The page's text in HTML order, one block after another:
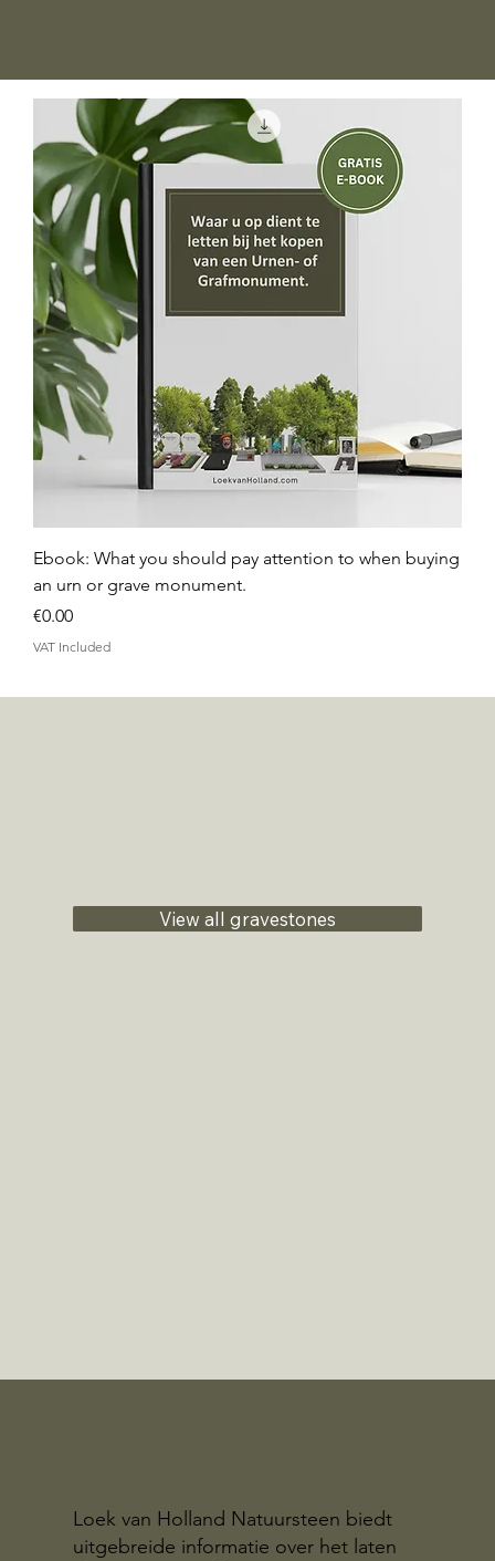
Ebook: What you should pay attention to when buying
an urn or grave monument.
Price
€0.00
VAT Included
View all gravestones
Loek van Holland Natuursteen biedt
uitgebreide informatie over het laten